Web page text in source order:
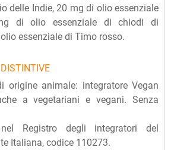
delle Indie, 20 mg di olio essenziale
di olio essenziale di chiodi di
essenziale di Timo rosso.
origine animale: integratore Vegan
a vegetariani e vegani. Senza
Registro degli integratori del
Italiana, codice 110273.